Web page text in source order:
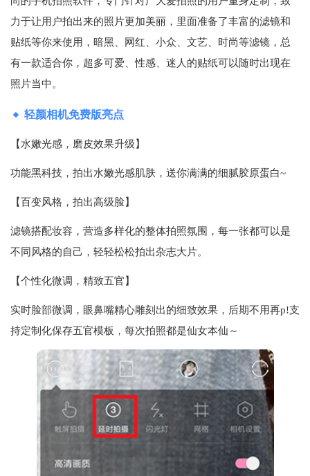
力于让用户拍出来的照片更加美丽，里面准备了丰富的滤镜和
贴纸等你来使用，暗黑、网红、小众、文艺、时尚等滤镜，总
有一款适合你，超多可爱、性感、迷人的贴纸可以随时出现在
照片当中。
轻颜相机免费版亮点
【水嫩光感，磨皮效果升级】
功能黑科技，拍出水嫩光感肌肤，送你满满的细腻胶原蛋白~
【百变风格，拍出高级脸】
滤镜搭配妆容，营造多样化的整体拍照氛围，每一张都可以是
不同风格的自己，轻轻松松拍出杂志大片。
【个性化微调，精致五官】
实时脸部微调，眼鼻嘴精心雕刻出的细致效果，后期不用再p!支
持定制化保存五官模板，每次拍照都是仙女本仙～